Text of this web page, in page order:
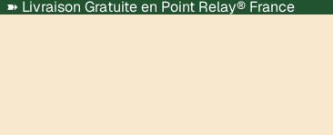
➽ Livraison Gratuite en Point Relay® France